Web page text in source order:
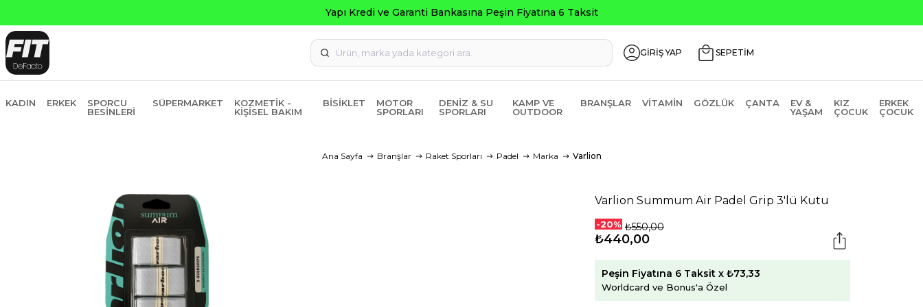
Yapı Kredi ve Garanti Bankasına Peşin Fiyatına 6 Taksit
GİRİŞ YAP SEPETİM
KADIN ERKEK
SPORCU
BESINLERI
SÜPERMARKET
KOZMETIK -
KIŞISEL BAKIM
BISIKLET
MOTOR
SPORLARI
DENIZ & SU
SPORLARI
KAMP VE
OUTDOOR
BRANŞLAR VITAMIN GÖZLÜK ÇANTA
EV &
YAŞAM
KIZ
ÇOCUK
ERKEK
ÇOCUK
Ana Sayfa Branşlar Raket Sporları Padel Marka Varlion
Varlion Summum Air Padel Grip 3'lü Kutu
-20% ₺550,00
₺440,00
Peşin Fiyatına 6 Taksit x ₺73,33
Worldcard ve Bonus'a Özel